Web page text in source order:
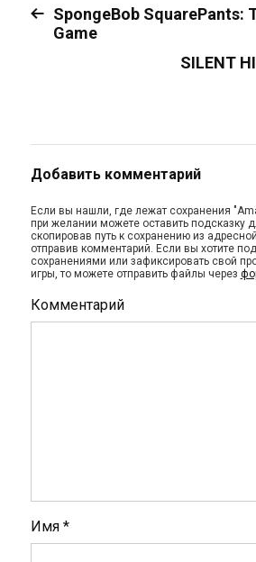
SpongeBob SquarePants:
Game
SILENT
Добавить комментарий
Если вы нашли, где лежат сохранения
при желании можете оставить подсказку
скопировав путь к сохранению из
отправив комментарий. Если вы хотите
сохранениями или зафиксировать свой
игры, то можете отправить файлы через
Комментарий
Имя *